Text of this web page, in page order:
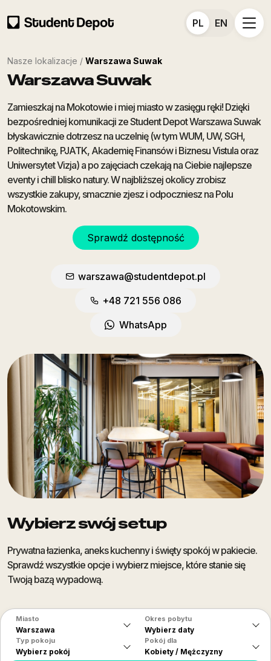
PL EN
Nasze lokalizacje / Warszawa Suwak
Warszawa Suwak
Zamieszkaj na Mokotowie i miej miasto w zasięgu ręki! Dzięki
bezpośredniej komunikacji ze Student Depot Warszawa Suwak
błyskawicznie dotrzesz na uczelnię (w tym WUM, UW, SGH,
Politechnikę, PJATK, Akademię Finansów i Biznesu Vistula oraz
Uniwersytet Vizja) a po zajęciach czekają na Ciebie najlepsze
eventy i chill blisko natury. W najbliższej okolicy zrobisz
wszystkie zakupy, smacznie zjesz i odpoczniesz na Polu
Mokotowskim.
Sprawdź dostępność
warszawa@studentdepot.pl
+48 721 556 086
WhatsApp
Wybierz swój setup
Prywatna łazienka, aneks kuchenny i święty spokój w pakiecie.
Sprawdź wszystkie opcje i wybierz miejsce, które stanie się
Twoją bazą wypadową.
Miasto
Warszawa
Okres pobytu
Wybierz daty
Typ pokoju
Wybierz pokój
Pokój dla
Kobiety / Mężczyzny